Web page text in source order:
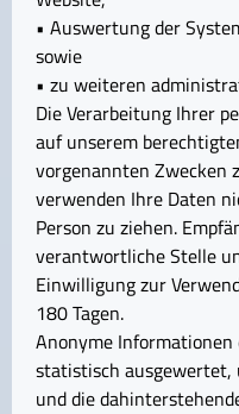
• Auswertung der
sowie
• zu weiteren
Die Verarbeitung Ihrer
auf unserem
vorgenannten Zwecken
verwenden Ihre Daten
Person zu ziehen.
verantwortliche Stelle
Einwilligung zur
180 Tagen.
Anonyme
statistisch
und die